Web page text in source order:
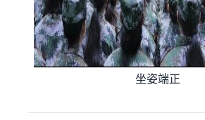
坐姿端正